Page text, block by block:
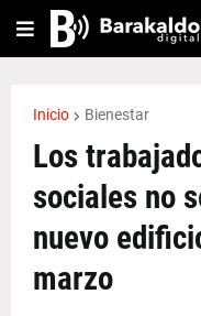
Inicio Bienestar
Los
sociales no
nuevo
marzo